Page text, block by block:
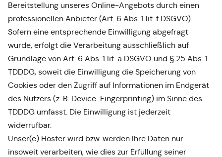
Bereitstellung unseres Online-Angebots durch einen
professionellen Anbieter (Art. 6 Abs. 1 lit. f DSGVO).
Sofern eine entsprechende Einwilligung abgefragt
wurde, erfolgt die Verarbeitung ausschließlich auf
Grundlage von Art. 6 Abs. 1 lit. a DSGVO und § 25 Abs. 1
TDDDG, soweit die Einwilligung die Speicherung von
Cookies oder den Zugriff auf Informationen im Endgerät
des Nutzers (z. B. Device-Fingerprinting) im Sinne des
TDDDG umfasst. Die Einwilligung ist jederzeit
widerrufbar.
Unser(e) Hoster wird bzw. werden Ihre Daten nur
insoweit verarbeiten, wie dies zur Erfüllung seiner